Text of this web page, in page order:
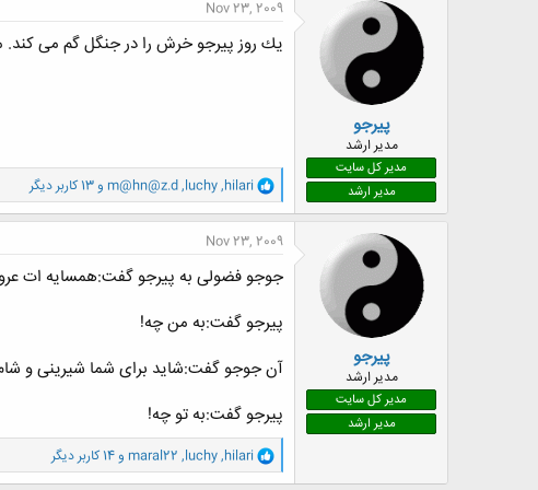
ش
ه
ا
پیرجو
مدیر ارشد
مدیر کل سایت
مدیر ارشد
Nov 23, 2009
یك روز پیرجو خرش را در جنگل گم می
و
ا
ک
ش
ه
ا
hilari
,
luchy
,
m@hn@z.d و 13 کاربر دیگر
پیرجو
مدیر ارشد
مدیر کل سایت
مدیر ارشد
Nov 23, 2009
جوجو فضولی به پیرجو گفت:همسایه ات
پیرجو گفت:به من چه!
آن جوجو گفت:شاید برای شما شیرینی و شام
پیرجو گفت:به تو چه!
و
ا
hilari
,
luchy
,
maral22 و 14 کاربر دیگر